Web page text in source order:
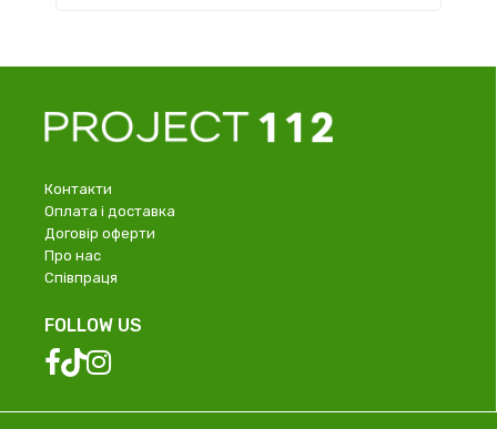
Контакти
Оплата і доставка
Договір оферти
Про нас
Співпраця
FOLLOW US